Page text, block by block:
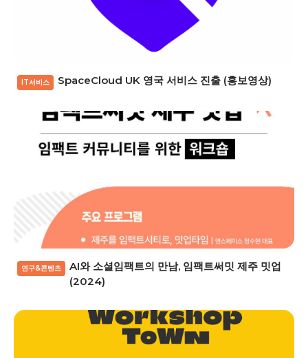
IT서비스 SpaceCloud UK 영국 서비스 진출 (홍보영상)
연구&콘텐츠
AI와 소셜임팩트의 만남, 임팩트써밋 제주 밋업
(2024)